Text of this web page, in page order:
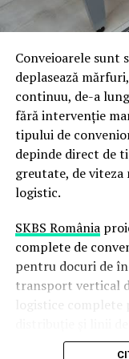
Închide toate căile
importante etape
care șobolanii pot
Aceste rozătoare
nesemnificative.
Verifică atent:
pereții
acoperișul;
gurile de
spațiile din
de sudori calificați
precum și
De ce
părăsește
Control al
tehnică
produsul finit
tratament
Conveioarele sunt
deplasează
continuu, de-a
fără intervenție
tipului de
depinde direct de
greutate, de viteza
logistic.
SKBS România
complete de
pentru docuri de
transport vertical
logistice complete